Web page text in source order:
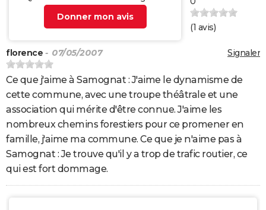
Donner mon avis
(1 avis)
Signaler
florence - 07/05/2007
Ce que j'aime à Samognat : J'aime le dynamisme de
cette commune, avec une troupe théâtrale et une
association qui mérite d'être connue. J'aime les
nombreux chemins forestiers pour ce promener en
famille, j'aime ma commune. Ce que je n'aime pas à
Samognat : Je trouve qu'il y a trop de trafic routier, ce
qui est fort dommage.